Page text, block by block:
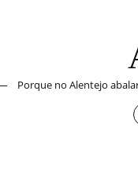
Porque no Alentejo